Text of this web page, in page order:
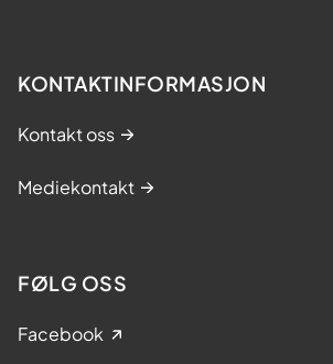
KONTAKTINFORMASJON
Kontakt oss
Mediekontakt
FØLG OSS
Facebook